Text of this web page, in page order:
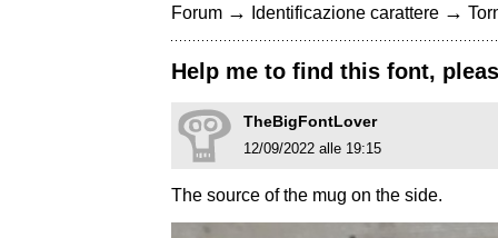
Forum → Identificazione carattere →
Help me to find this font,
TheBigFontLover
12/09/2022 alle 19:15
The source of the mug on the side.